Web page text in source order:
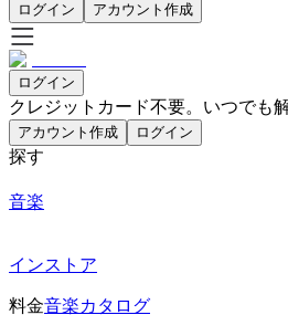
ログイン アカウント作成
ログイン
クレジットカード不要。いつでも
アカウント作成 ログイン
探す
音楽
インストア
料金音楽カタログ